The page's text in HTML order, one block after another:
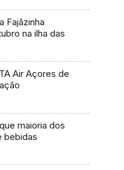
Fajãzinha
na ilha das
Air Açores de
maioria dos
bebidas